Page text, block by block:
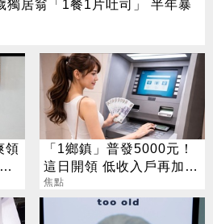
獨居翁「1餐1片吐司」 半年暴
領
「1鄉鎮」普發5000元！
這日開領 低收入戶再加碼
2000元
焦點